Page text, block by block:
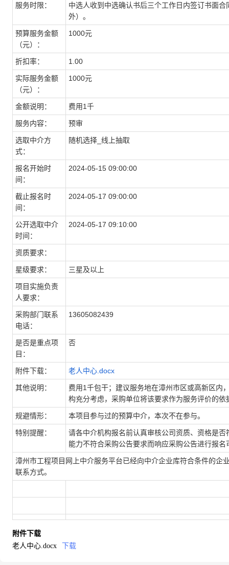
服务时限：
中选人收到中选确认书后三个工作日内签订书面
外）。
预算服务金额
（元）：
1000元
折扣率： 1.00
实际服务金额
（元）：
1000元
金额说明： 费用1千
服务内容： 预审
选取中介方
式：
随机选择_线上抽取
报名开始时
间：
2024-05-15 09:00:00
截止报名时
间：
2024-05-17 09:00:00
公开选取中介
时间：
2024-05-17 09:10:00
资质要求：
星级要求： 三星及以上
项目实施负责
人要求：
采购部门联系
电话：
13605082439
是否是重点项
目：
否
附件下载： 老人中心.docx
其他说明：
费用1千包干；建议服务地在漳州市区或高新区内
构充分考虑，采购单位将该要求作为服务评价的依
规避情形： 本项目参与过的预算中介，本次不在参与。
特别提醒：
请各中介机构报名前认真审核公司资质、资格是
能力不符合采购公告要求而响应采购公告进行报
漳州市工程项目网上中介服务平台已经向中介企业库符合条件的企
联系方式。
附件下载
老人中心.docx
下载